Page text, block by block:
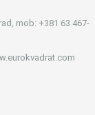
mob: +381 63 467-